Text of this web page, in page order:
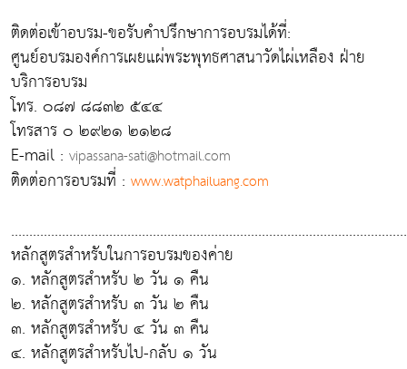
ติดต่อเข้าอบรม-ขอรับคำปรึกษาการอบรมได้ที่:
ศูนย์อบรมองค์การเผยแผ่พระพุทธศาสนาวัดไผ่เหลือง ฝ่าย
บริการอบรม
โทร. ๐๘๗ ๘๘๓๒ ๕๔๔
โทรสาร ๐ ๒๙๒๑ ๒๑๒๘
E-mail : vipassana-sati@hotmail.com
ติดต่อการอบรมที่ : www.watphailuang.com
.............................................................................................................
หลักสูตรสำหรับในการอบรมของค่าย
๑. หลักสูตรสำหรับ ๒ วัน ๑ คืน
๒. หลักสูตรสำหรับ ๓ วัน ๒ คืน
๓. หลักสูตรสำหรับ ๔ วัน ๓ คืน
๔. หลักสูตรสำหรับไป-กลับ ๑ วัน